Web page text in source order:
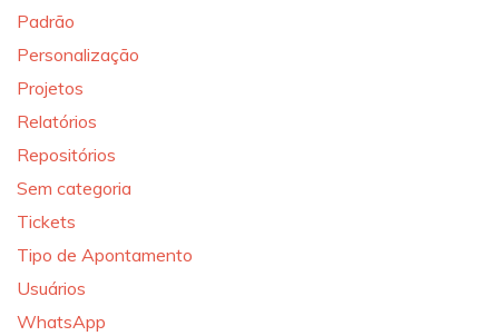
Padrão
Personalização
Projetos
Relatórios
Repositórios
Sem categoria
Tickets
Tipo de Apontamento
Usuários
WhatsApp